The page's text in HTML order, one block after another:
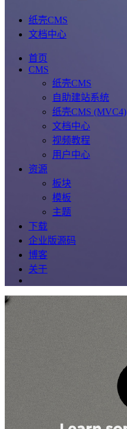
纸壳CMS
文档中心
首页
CMS
纸壳CMS
自助建站系统
纸壳CMS (MVC4)
文档中心
视频教程
用户中心
资源
板块
模板
主题
下载
企业版源码
博客
关于